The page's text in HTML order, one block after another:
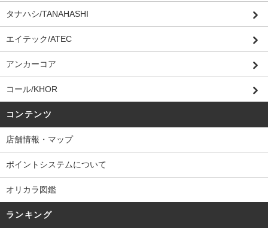
タナハシ/TANAHASHI
エイテック/ATEC
アンカーコア
コール/KHOR
コンテンツ
店舗情報・マップ
ポイントシステムについて
オリカラ図鑑
ランキング